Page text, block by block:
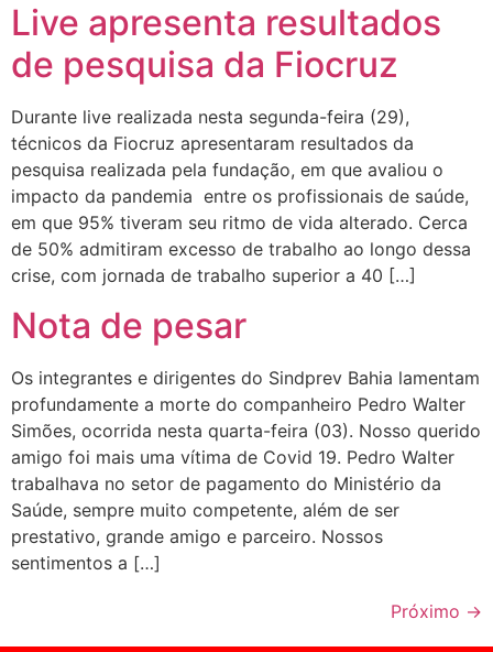
Live apresenta resultados
de pesquisa da Fiocruz
Durante live realizada nesta segunda-feira (29),
técnicos da Fiocruz apresentaram resultados da
pesquisa realizada pela fundação, em que avaliou o
impacto da pandemia entre os profissionais de saúde,
em que 95% tiveram seu ritmo de vida alterado. Cerca
de 50% admitiram excesso de trabalho ao longo dessa
crise, com jornada de trabalho superior a 40 […]
Nota de pesar
Os integrantes e dirigentes do Sindprev Bahia lamentam
profundamente a morte do companheiro Pedro Walter
Simões, ocorrida nesta quarta-feira (03). Nosso querido
amigo foi mais uma vítima de Covid 19. Pedro Walter
trabalhava no setor de pagamento do Ministério da
Saúde, sempre muito competente, além de ser
prestativo, grande amigo e parceiro. Nossos
sentimentos a […]
Próximo →